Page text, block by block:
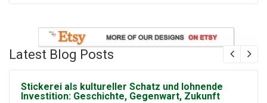
Latest Blog Posts
Stickerei als kultureller Schatz und lohnende
Investition: Geschichte, Gegenwart, Zukunft